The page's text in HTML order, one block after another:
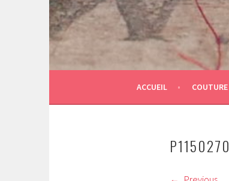
ACCUEIL COUTURE
P1150270